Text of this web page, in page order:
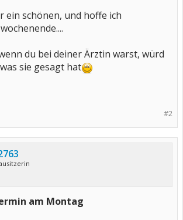
ein schönen, und hoffe ich
du bei deiner Ärztin warst, würd
sie gesagt hat
#2
am Montag